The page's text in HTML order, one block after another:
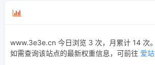
www.3e3e.cn 今日浏览 3 次，月累计 14 次。
如需查询该站点的最新权重信息，可前往 爱站